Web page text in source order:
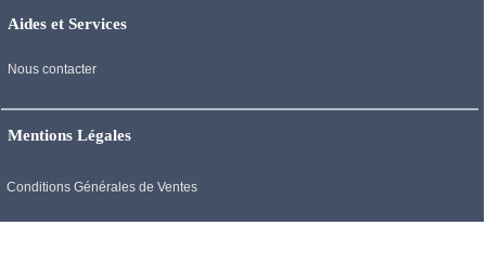
Aides et Services
Nous contacter
Mentions Légales
Conditions Générales de Ventes